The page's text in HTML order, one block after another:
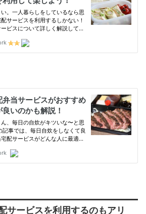
サービスを利用するのもアリ